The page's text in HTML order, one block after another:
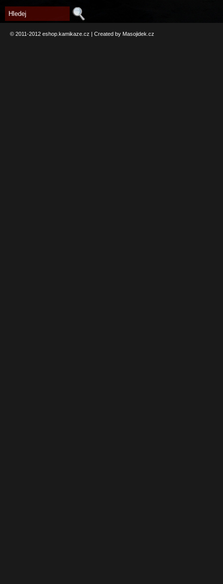
© 2011-2012 eshop.kamikaze.cz | Created by Masojidek.cz